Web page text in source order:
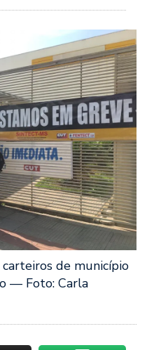
de município
— Foto: Carla